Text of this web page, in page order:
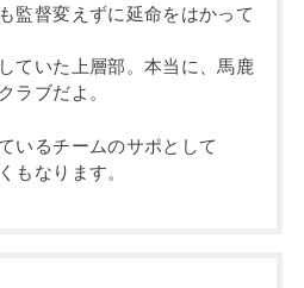
監督変えずに延命をはかって
ていた上層部。本当に、馬鹿
ラブだよ。
いるチームのサポとして
もなります。